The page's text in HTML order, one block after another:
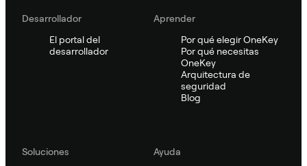
Desarrollador
El portal del
desarrollador
Aprender
Por qué elegir OneKey
Por qué necesitas
OneKey
Arquitectura de
seguridad
Blog
Soluciones
Ayuda